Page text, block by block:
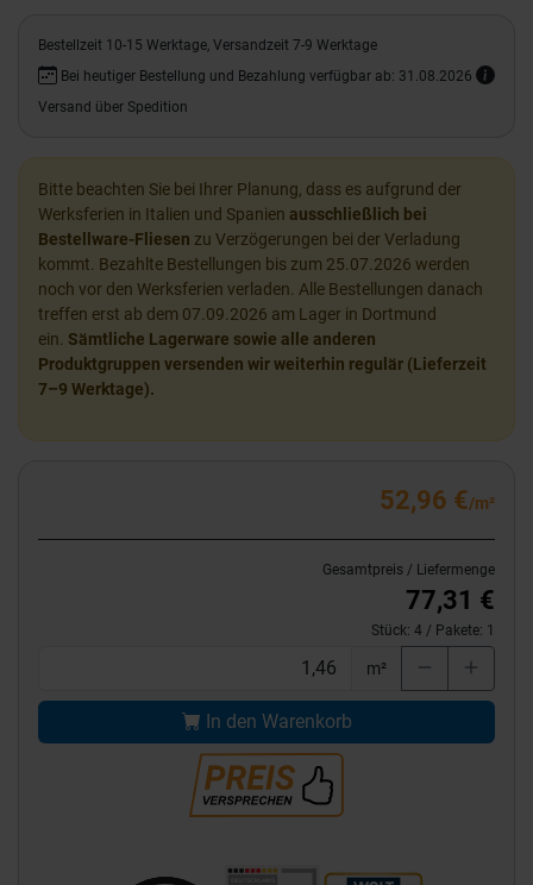
Bestellzeit 10-15 Werktage, Versandzeit 7-9 Werktage
Bei heutiger Bestellung und Bezahlung verfügbar ab: 31.08.2026
Versand über Spedition
Bitte beachten Sie bei Ihrer Planung, dass es aufgrund der
Werksferien in Italien und Spanien ausschließlich bei
Bestellware-Fliesen zu Verzögerungen bei der Verladung
kommt. Bezahlte Bestellungen bis zum 25.07.2026 werden
noch vor den Werksferien verladen. Alle Bestellungen danach
treffen erst ab dem 07.09.2026 am Lager in Dortmund
ein. Sämtliche Lagerware sowie alle anderen
Produktgruppen versenden wir weiterhin regulär (Lieferzeit
7–9 Werktage).
52,96 €/m²
Gesamtpreis / Liefermenge
77,31 €
Stück: 4 / Pakete: 1
m²
In den Warenkorb